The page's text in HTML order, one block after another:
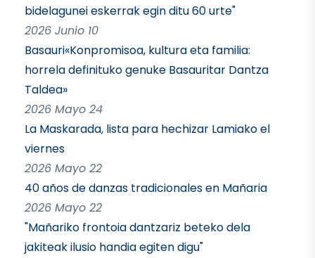
bidelagunei eskerrak egin ditu 60 urte"
2026 Junio 10
Basauri«Konpromisoa, kultura eta familia:
horrela definituko genuke Basauritar Dantza
Taldea»
2026 Mayo 24
La Maskarada, lista para hechizar Lamiako el
viernes
2026 Mayo 22
40 años de danzas tradicionales en Mañaria
2026 Mayo 22
"Mañariko frontoia dantzariz beteko dela
jakiteak ilusio handia egiten digu"